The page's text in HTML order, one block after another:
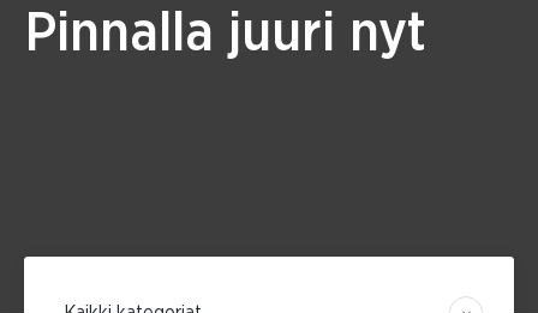
Pinnalla juuri nyt